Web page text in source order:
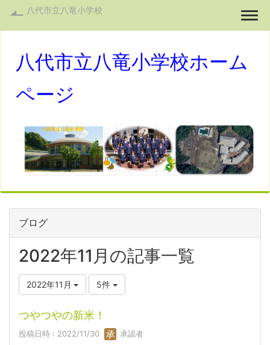
八代市立八竜小学校
八代市立八竜小学校ホーム
ページ
ブログ
2022年11月の記事一覧
2022年11月 5件
つやつやの新米！
投稿日時 : 2022/11/30 承認者